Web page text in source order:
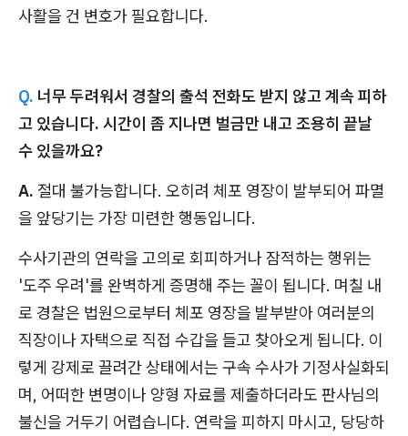
사활을 건 변호가 필요합니다.
Q. 너무 두려워서 경찰의 출석 전화도 받지 않고 계속 피하
고 있습니다. 시간이 좀 지나면 벌금만 내고 조용히 끝날
수 있을까요?
A. 절대 불가능합니다. 오히려 체포 영장이 발부되어 파멸
을 앞당기는 가장 미련한 행동입니다.
수사기관의 연락을 고의로 회피하거나 잠적하는 행위는
'도주 우려'를 완벽하게 증명해 주는 꼴이 됩니다. 며칠 내
로 경찰은 법원으로부터 체포 영장을 발부받아 여러분의
직장이나 자택으로 직접 수갑을 들고 찾아오게 됩니다. 이
렇게 강제로 끌려간 상태에서는 구속 수사가 기정사실화되
며, 어떠한 변명이나 양형 자료를 제출하더라도 판사님의
불신을 거두기 어렵습니다. 연락을 피하지 마시고, 당당하